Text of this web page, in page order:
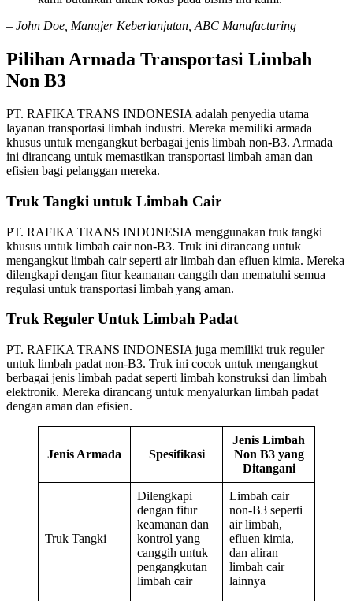
– John Doe, Manajer Keberlanjutan, ABC Manufacturing
Pilihan Armada Transportasi Limbah
Non B3
PT. RAFIKA TRANS INDONESIA adalah penyedia utama
layanan transportasi limbah industri. Mereka memiliki armada
khusus untuk mengangkut berbagai jenis limbah non-B3. Armada
ini dirancang untuk memastikan transportasi limbah aman dan
efisien bagi pelanggan mereka.
Truk Tangki untuk Limbah Cair
PT. RAFIKA TRANS INDONESIA menggunakan truk tangki
khusus untuk limbah cair non-B3. Truk ini dirancang untuk
mengangkut limbah cair seperti air limbah dan efluen kimia. Mereka
dilengkapi dengan fitur keamanan canggih dan mematuhi semua
regulasi untuk transportasi limbah yang aman.
Truk Reguler Untuk Limbah Padat
PT. RAFIKA TRANS INDONESIA juga memiliki truk reguler
untuk limbah padat non-B3. Truk ini cocok untuk mengangkut
berbagai jenis limbah padat seperti limbah konstruksi dan limbah
elektronik. Mereka dirancang untuk menyalurkan limbah padat
dengan aman dan efisien.
Jenis Armada Spesifikasi
Jenis Limbah
Non B3 yang
Ditangani
Truk Tangki
Dilengkapi
dengan fitur
keamanan dan
kontrol yang
canggih untuk
pengangkutan
limbah cair
Limbah cair
non-B3 seperti
air limbah,
efluen kimia,
dan aliran
limbah cair
lainnya